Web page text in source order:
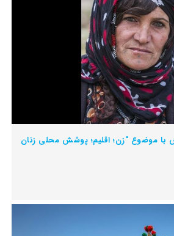
موضوع "زن؛ اقلیم؛ پوشش محلی زنان